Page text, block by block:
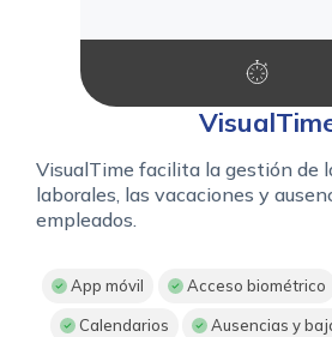
VisualTime facilita la gestión de
laborales, las vacaciones y
empleados.
App móvil Acceso biométrico
Calendarios Ausencias y